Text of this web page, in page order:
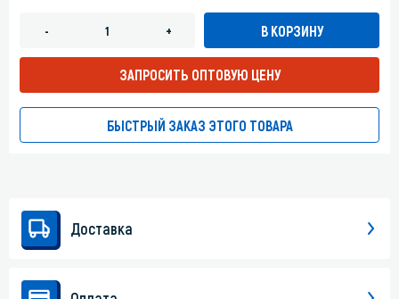
- + В КОРЗИНУ
ЗАПРОСИТЬ ОПТОВУЮ ЦЕНУ
БЫСТРЫЙ ЗАКАЗ ЭТОГО ТОВАРА
Доставка